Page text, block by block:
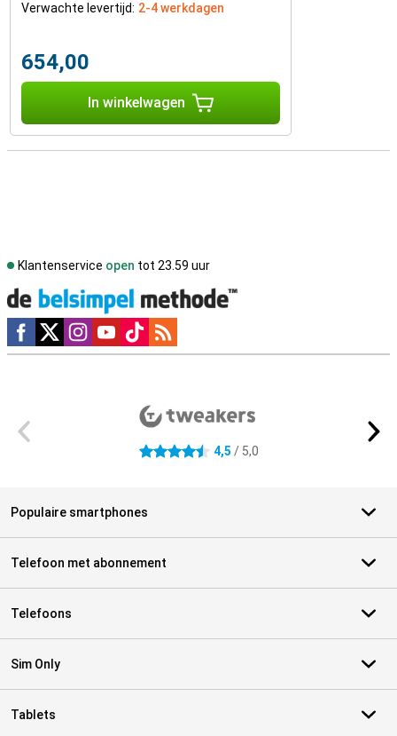
Verwachte levertijd: 2-4 werkdagen
654,00
In winkelwagen
Klantenservice open tot 23.59 uur
Social media
4.5 sterren 4,5 / 5,0
Populaire smartphones
Telefoon met abonnement
Telefoons
Sim Only
Tablets